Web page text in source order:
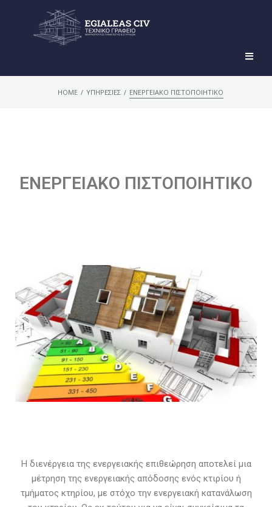
HOME / ΥΠΗΡΕΣΙΕΣ / ΕΝΕΡΓΕΙΑΚΟ ΠΙΣΤΟΠΟΙΗΤΙΚΟ
ΕΝΕΡΓΕΙΑΚΟ ΠΙΣΤΟΠΟΙΗΤΙΚΟ
Η διενέργεια της ενεργειακής επιθεώρηση αποτελεί μια
μέτρηση της ενεργειακής απόδοσης ενός κτιρίου ή
τμήματος κτηρίου, με στόχο την ενεργειακή κατανάλωση